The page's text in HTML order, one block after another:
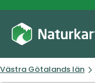
Västra Götalands län